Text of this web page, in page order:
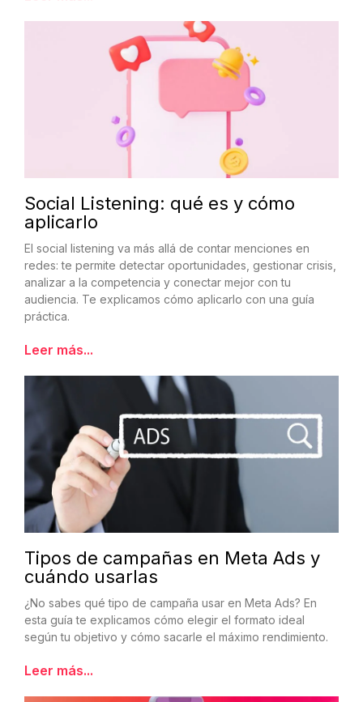
Social Listening: qué es y cómo
aplicarlo
El social listening va más allá de contar menciones en
redes: te permite detectar oportunidades, gestionar crisis,
analizar a la competencia y conectar mejor con tu
audiencia. Te explicamos cómo aplicarlo con una guía
práctica.
Leer más...
Tipos de campañas en Meta Ads y
cuándo usarlas
¿No sabes qué tipo de campaña usar en Meta Ads? En
esta guía te explicamos cómo elegir el formato ideal
según tu objetivo y cómo sacarle el máximo rendimiento.
Leer más...